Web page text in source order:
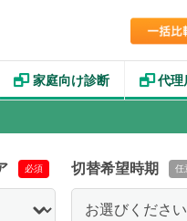
家庭向け診断 代理
必須 切替希望時期 任